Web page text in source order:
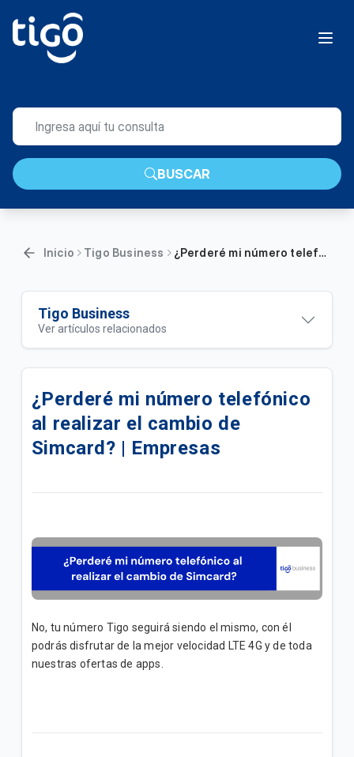
BUSCAR
Inicio Tigo Business ¿Perderé mi número telefónico al realizar el cambio de Simcard? | Empresas
Tigo Business
Ver artículos relacionados
Agencias con Atención Coorporativa (B2B) |
¿Cómo puedo seleccionar otro Operador móvil? |
Empresas
¿Cómo registrarte en Tigo Business Online? |
Empresas
Autogestionar WIFI en Tigo Business Online |
Empresas
¿Cuáles son las diferencias entre el Internet para
¿Perderé mi número telefónico
al realizar el cambio de
Simcard? | Empresas
No, tu número Tigo seguirá siendo el mismo, con él
podrás disfrutar de la mejor velocidad LTE 4G y de toda
nuestras ofertas de apps.